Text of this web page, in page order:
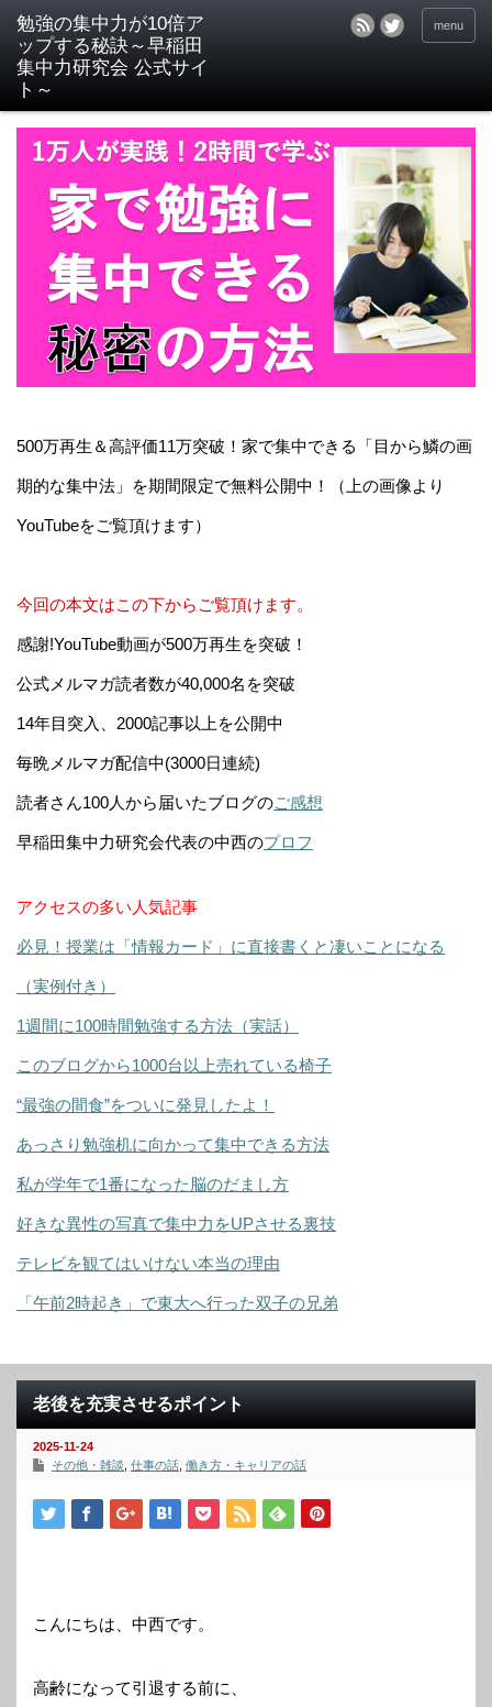
menu
500万再生＆高評価11万突破！家で集中できる「目から鱗の画
期的な集中法」を期間限定で無料公開中！（上の画像より
YouTubeをご覧頂けます）
今回の本文はこの下からご覧頂けます。
感謝!YouTube動画が500万再生を突破！
公式メルマガ読者数が40,000名を突破
14年目突入、2000記事以上を公開中
毎晩メルマガ配信中(3000日連続)
読者さん100人から届いたブログのご感想
早稲田集中力研究会代表の中西のプロフ
アクセスの多い人気記事
必見！授業は「情報カード」に直接書くと凄いことになる
（実例付き）
1週間に100時間勉強する方法（実話）
このブログから1000台以上売れている椅子
“最強の間食”をついに発見したよ！
あっさり勉強机に向かって集中できる方法
私が学年で1番になった脳のだまし方
好きな異性の写真で集中力をUPさせる裏技
テレビを観てはいけない本当の理由
「午前2時起き」で東大へ行った双子の兄弟
老後を充実させるポイント
2025-11-24
その他・雑談 仕事の話 働き方・キャリアの話
こんにちは、中西です。
高齢になって引退する前に、